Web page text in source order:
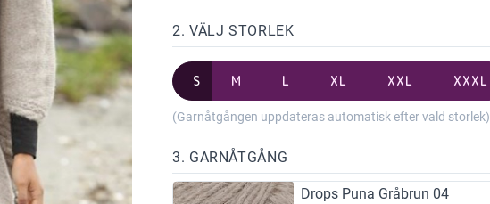
2. VÄLJ STORLEK
S M L XL XXL XXXL
(Garnåtgången uppdateras automatisk efter vald storlek)
3. GARNÅTGÅNG
Drops Puna Gråbrun 04